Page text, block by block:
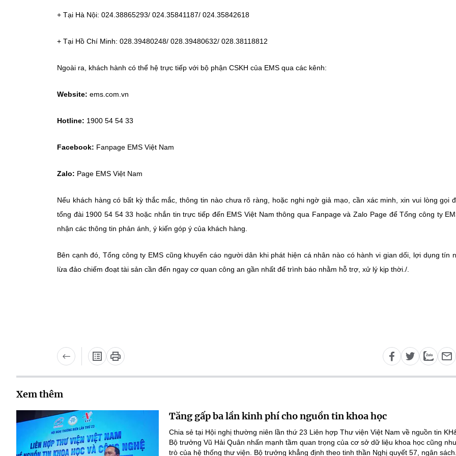
+ Tại Hà Nội: 024.38865293/ 024.35841187/ 024.35842618
+ Tại Hồ Chí Minh: 028.39480248/ 028.39480632/ 028.38118812
Ngoài ra, khách hành có thể hệ trực tiếp với bộ phận CSKH của EMS qua các kênh:
Website: ems.com.vn
Hotline: 1900 54 54 33
Facebook: Fanpage EMS Việt Nam
Zalo: Page EMS Việt Nam
Nếu khách hàng có bất kỳ thắc mắc, thông tin nào chưa rõ ràng, hoặc nghi ngờ giả mạo, cần xác minh, xin vui lòng gọi
tổng đài 1900 54 54 33 hoặc nhắn tin trực tiếp đến EMS Việt Nam thông qua Fanpage và Zalo Page để Tổng công ty
nhận các thông tin phản ánh, ý kiến góp ý của khách hàng.
Bên cạnh đó, Tổng công ty EMS cũng khuyến cáo người dân khi phát hiện cá nhân nào có hành vi gian dối, lợi dụng tín
lừa đảo chiếm đoạt tài sản cần đến ngay cơ quan công an gần nhất để trình báo nhằm hỗ trợ, xử lý kịp thời./.
Xem thêm
Tăng gấp ba lần kinh phí cho nguồn tin khoa học
Chia sẻ tại Hội nghị thường niên lần thứ 23 Liên hợp Thư viện Việt Nam về nguồn tin
Bộ trưởng Vũ Hải Quân nhấn mạnh tầm quan trọng của cơ sở dữ liệu khoa học cũng
trò của hệ thống thư viện. Bộ trưởng khẳng định theo tinh thần Nghị quyết 57, ngân